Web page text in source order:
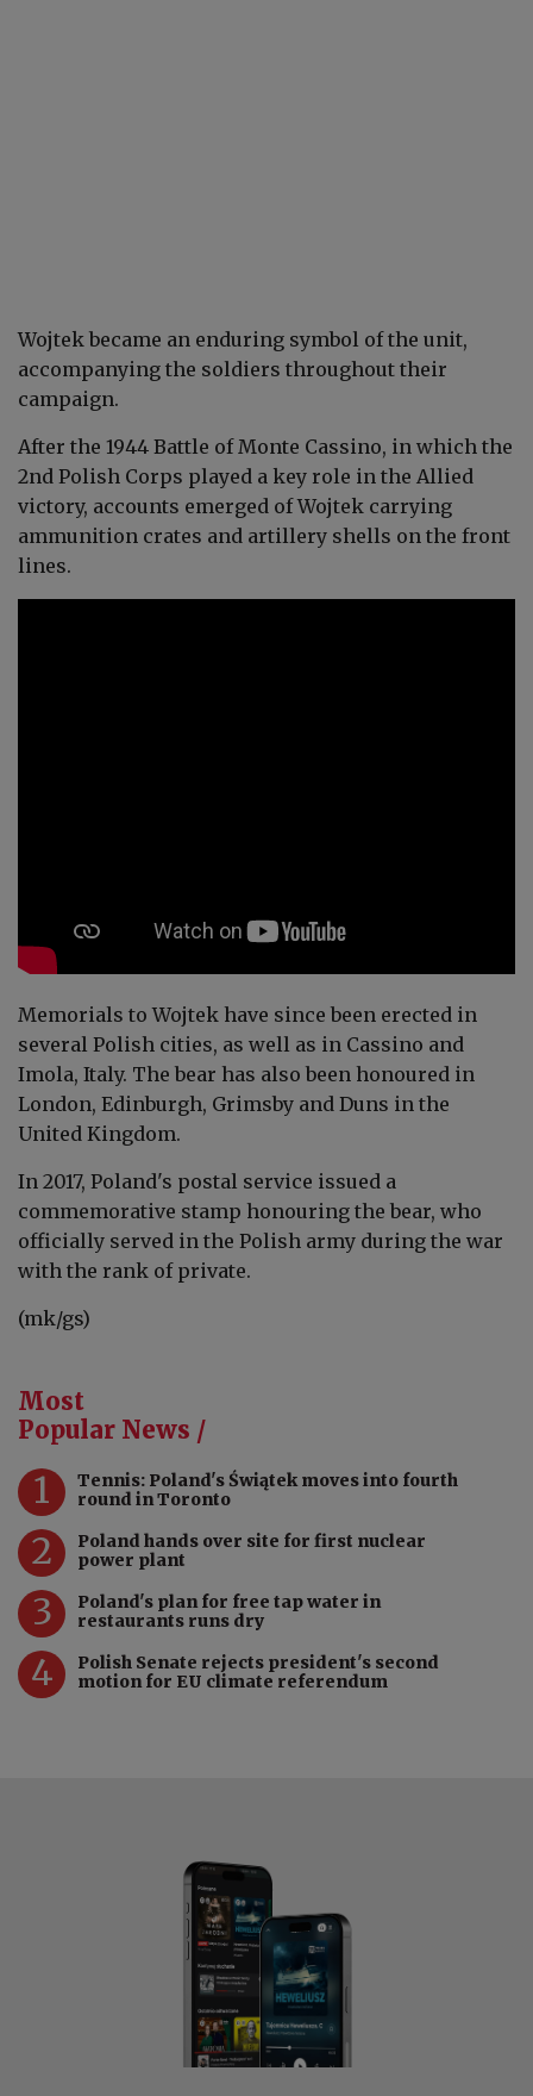
Wojtek became an enduring symbol of the unit,
accompanying the soldiers throughout their
campaign.
After the 1944 Battle of Monte Cassino, in which the
2nd Polish Corps played a key role in the Allied
victory, accounts emerged of Wojtek carrying
ammunition crates and artillery shells on the front
lines.
Memorials to Wojtek have since been erected in
several Polish cities, as well as in Cassino and
Imola, Italy. The bear has also been honoured in
London, Edinburgh, Grimsby and Duns in the
United Kingdom.
In 2017, Poland's postal service issued a
commemorative stamp honouring the bear, who
officially served in the Polish army during the war
with the rank of private.
(mk/gs)
Most
Popular News /
1
Tennis: Poland's Świątek moves into fourth
round in Toronto
2
Poland hands over site for first nuclear
power plant
3
Poland's plan for free tap water in
restaurants runs dry
4
Polish Senate rejects president's second
motion for EU climate referendum